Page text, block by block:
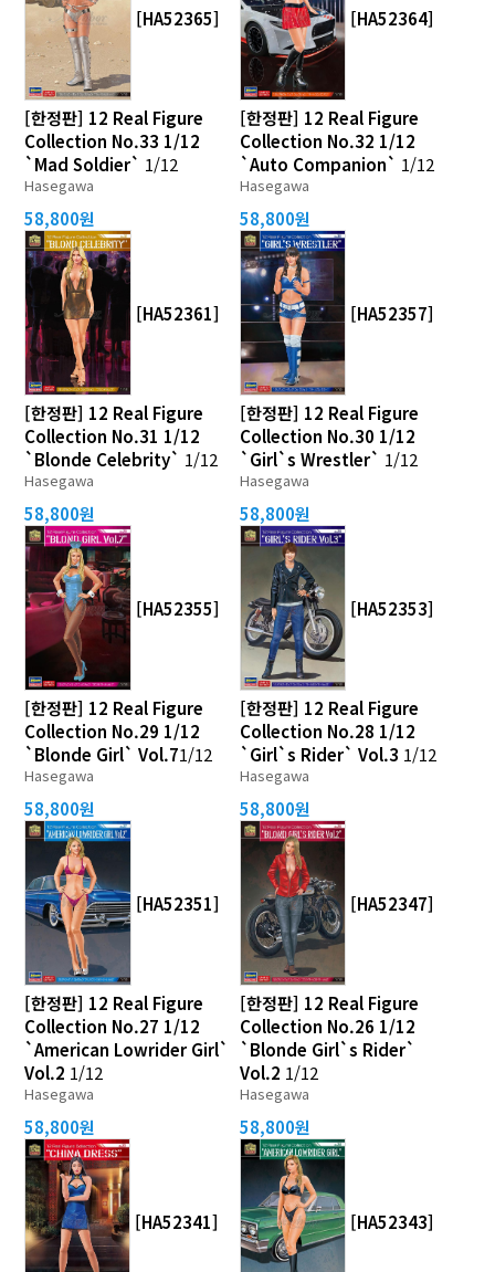
[HA52365]
[한정판] 12 Real Figure
Collection No.33 1/12
`Mad Soldier` 1/12
Hasegawa
58,800원
[HA52364]
[한정판] 12 Real Figure
Collection No.32 1/12
`Auto Companion` 1/12
Hasegawa
58,800원
[HA52361]
[한정판] 12 Real Figure
Collection No.31 1/12
`Blonde Celebrity` 1/12
Hasegawa
58,800원
[HA52357]
[한정판] 12 Real Figure
Collection No.30 1/12
`Girl`s Wrestler` 1/12
Hasegawa
58,800원
[HA52355]
[한정판] 12 Real Figure
Collection No.29 1/12
`Blonde Girl` Vol.71/12
Hasegawa
58,800원
[HA52353]
[한정판] 12 Real Figure
Collection No.28 1/12
`Girl`s Rider` Vol.3 1/12
Hasegawa
58,800원
[HA52351]
[한정판] 12 Real Figure
Collection No.27 1/12
`American Lowrider Girl`
Vol.2 1/12
Hasegawa
58,800원
[HA52347]
[한정판] 12 Real Figure
Collection No.26 1/12
`Blonde Girl`s Rider`
Vol.2 1/12
Hasegawa
58,800원
[HA52341] [HA52343]